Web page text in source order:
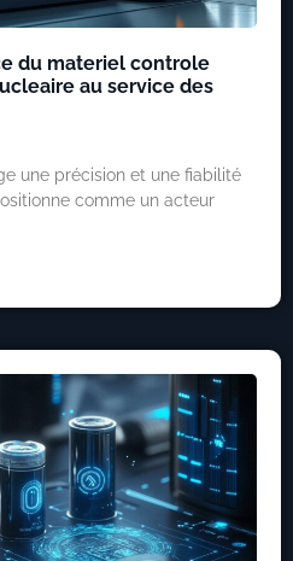
du materiel controle
au service des
une précision et une fiabilité
comme un acteur